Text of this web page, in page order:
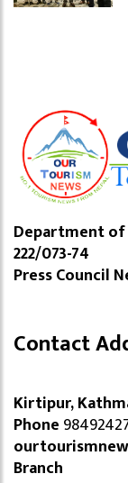
Department
222/073-74
Press Council
Contact
Kirtipur,
Phone
Branch